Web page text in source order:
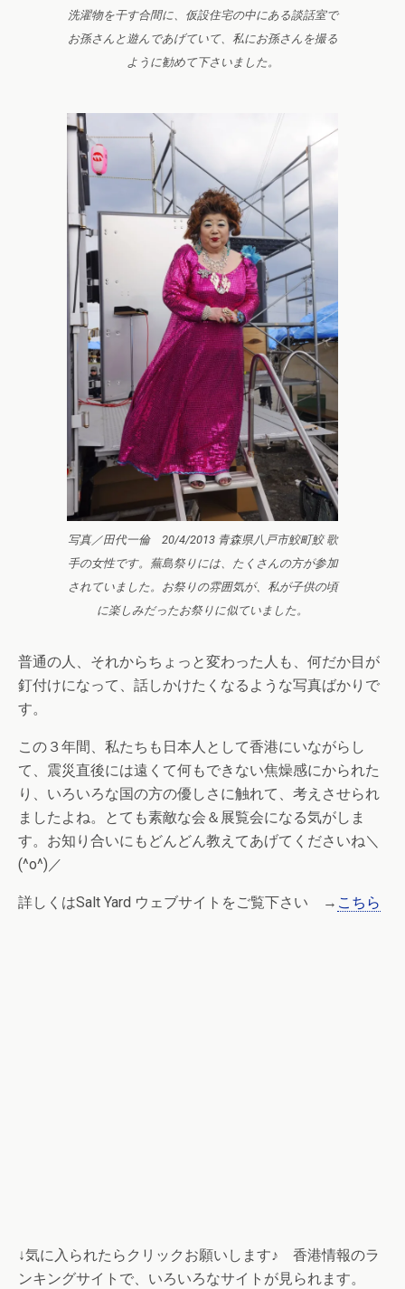
洗濯物を干す合間に、仮設住宅の中にある談話室で
お孫さんと遊んであげていて、私にお孫さんを撮る
ように勧めて下さいました。
写真／田代一倫 20/4/2013 青森県八戸市鮫町鮫 歌
手の女性です。蕪島祭りには、たくさんの方が参加
されていました。お祭りの雰囲気が、私が子供の頃
に楽しみだったお祭りに似ていました。
普通の人、それからちょっと変わった人も、何だか目が
釘付けになって、話しかけたくなるような写真ばかりで
す。
この３年間、私たちも日本人として香港にいながらし
て、震災直後には遠くて何もできない焦燥感にかられた
り、いろいろな国の方の優しさに触れて、考えさせられ
ましたよね。とても素敵な会＆展覧会になる気がしま
す。お知り合いにもどんどん教えてあげてくださいね＼
(^o^)／
詳しくはSalt Yard ウェブサイトをご覧下さい → こちら
↓気に入られたらクリックお願いします♪ 香港情報のラ
ンキングサイトで、いろいろなサイトが見られます。